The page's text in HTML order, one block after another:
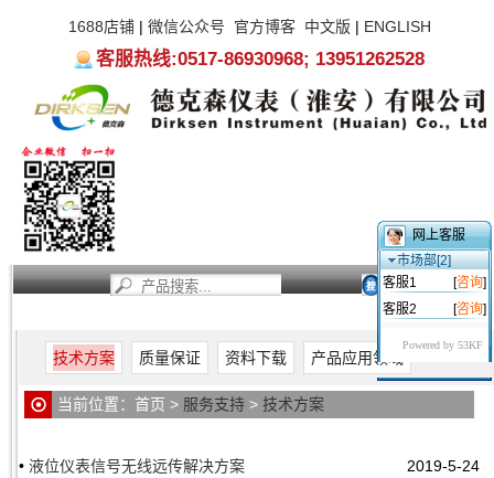
1688店铺| 微信公众号 官方博客 中文版 | ENGLISH
客服热线:0517-86930968; 13951262528
技术方案 质量保证 资料下载 产品应用领域
当前位置： 首页 > 服务支持 > 技术方案
• 液位仪表信号无线远传解决方案 2019-5-24
网上客服
市场部[2]
客服1
[咨询]
客服2
[咨询]
Powered by 53KF